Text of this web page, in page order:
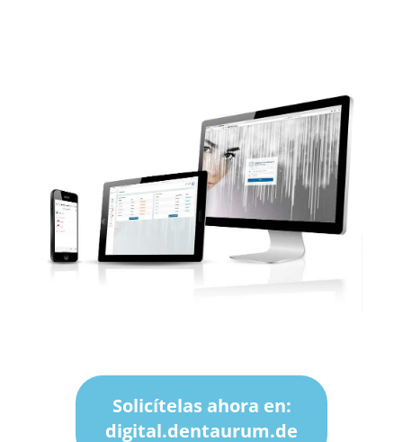
Solicítelas ahora en:
digital.dentaurum.de